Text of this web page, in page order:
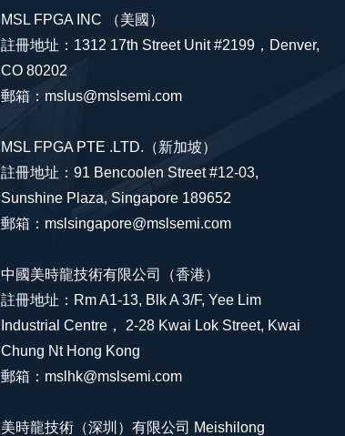
MSL FPGA INC （美國）
註冊地址：1312 17th Street Unit #2199，Denver,
CO 80202
郵箱：mslus@mslsemi.com
MSL FPGA PTE .LTD.（新加坡）
註冊地址：91 Bencoolen Street #12-03,
Sunshine Plaza, Singapore 189652
郵箱：mslsingapore@mslsemi.com
中國美時龍技術有限公司（香港）
註冊地址：Rm A1-13, Blk A 3/F, Yee Lim
Industrial Centre， 2-28 Kwai Lok Street, Kwai
Chung Nt Hong Kong
郵箱：mslhk@mslsemi.com
美時龍技術（深圳）有限公司 Meishilong